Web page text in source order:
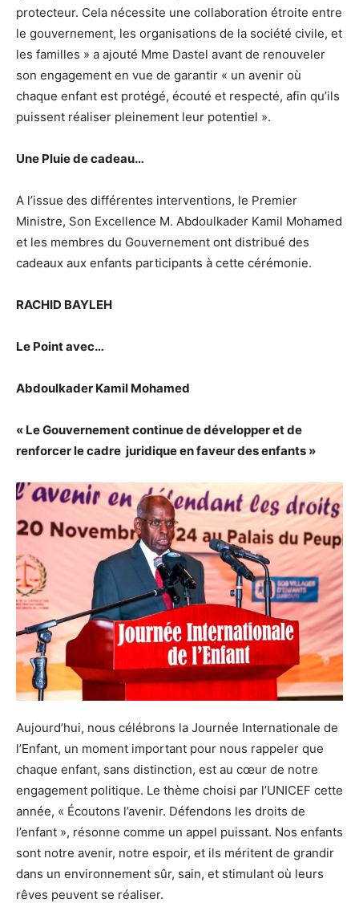
protecteur. Cela nécessite une collaboration étroite entre
le gouvernement, les organisations de la société civile, et
les familles » a ajouté Mme Dastel avant de renouveler
son engagement en vue de garantir « un avenir où
chaque enfant est protégé, écouté et respecté, afin qu’ils
puissent réaliser pleinement leur potentiel ».
Une Pluie de cadeau…
A l’issue des différentes interventions, le Premier
Ministre, Son Excellence M. Abdoulkader Kamil Mohamed
et les membres du Gouvernement ont distribué des
cadeaux aux enfants participants à cette cérémonie.
RACHID BAYLEH
Le Point avec…
Abdoulkader Kamil Mohamed
« Le Gouvernement continue de développer et de
renforcer le cadre juridique en faveur des enfants »
Aujourd’hui, nous célébrons la Journée Internationale de
l’Enfant, un moment important pour nous rappeler que
chaque enfant, sans distinction, est au cœur de notre
engagement politique. Le thème choisi par l’UNICEF cette
année, « Écoutons l’avenir. Défendons les droits de
l’enfant », résonne comme un appel puissant. Nos enfants
sont notre avenir, notre espoir, et ils méritent de grandir
dans un environnement sûr, sain, et stimulant où leurs
rêves peuvent se réaliser.